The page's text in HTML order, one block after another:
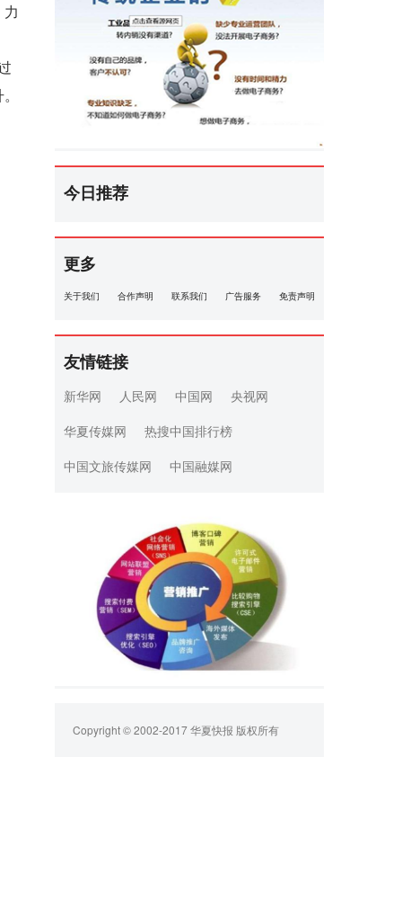
力
今日推荐
更多
关于我们 合作声明 联系我们 广告服务 免责声明
友情链接
新华网 人民网 中国网
央视网
华夏传媒网
热搜中国排行榜
中国文旅传媒网
中国融媒网
Copyright © 2002-2017 华夏快报 版权所有